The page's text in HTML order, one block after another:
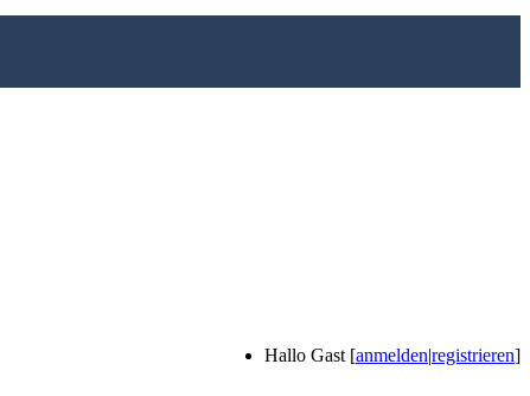
Hallo Gast [anmelden|registrieren]